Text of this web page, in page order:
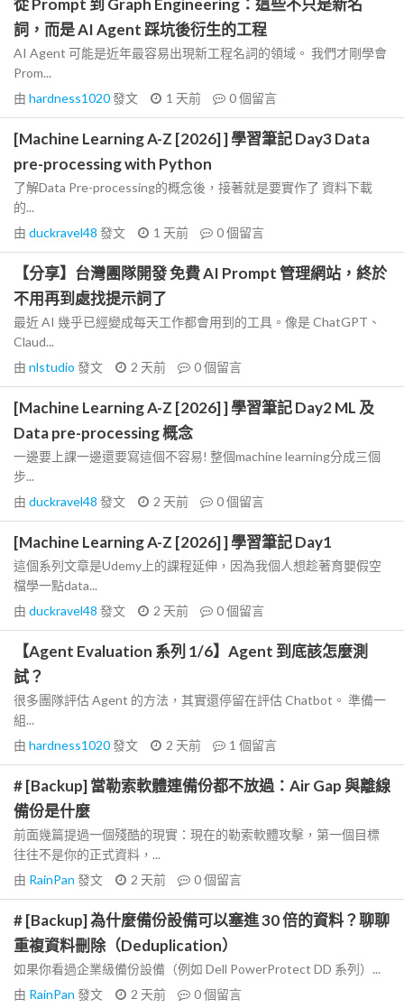
從 Prompt 到 Graph Engineering：這些不只是新名
詞，而是 AI Agent 踩坑後衍生的工程
AI Agent 可能是近年最容易出現新工程名詞的領域。 我們才剛學會
Prom...
由 hardness1020發文 1 天前 0個留言
[Machine Learning A-Z [2026] ] 學習筆記 Day3 Data
pre-processing with Python
了解Data Pre-processing的概念後，接著就是要實作了 資料下載
的...
由 duckravel48 發文 1 天前 0個留言
【分享】台灣團隊開發 免費 AI Prompt 管理網站，終於
不用再到處找提示詞了
最近 AI 幾乎已經變成每天工作都會用到的工具。像是 ChatGPT、
Claud...
由 nlstudio 發文 2 天前 0個留言
[Machine Learning A-Z [2026] ] 學習筆記 Day2 ML 及
Data pre-processing 概念
一邊要上課一邊還要寫這個不容易! 整個machine learning分成三個
步...
由 duckravel48 發文 2 天前 0個留言
[Machine Learning A-Z [2026] ] 學習筆記 Day1
這個系列文章是Udemy上的課程延伸，因為我個人想趁著育嬰假空
檔學一點data...
由 duckravel48 發文 2 天前 0個留言
【Agent Evaluation 系列 1/6】Agent 到底該怎麼測
試？
很多團隊評估 Agent 的方法，其實還停留在評估 Chatbot。 準備一
組...
由 hardness1020發文 2 天前 1 個留言
# [Backup] 當勒索軟體連備份都不放過：Air Gap 與離線
備份是什麼
前面幾篇提過一個殘酷的現實：現在的勒索軟體攻擊，第一個目標
往往不是你的正式資料，...
由 RainPan 發文 2 天前 0個留言
# [Backup] 為什麼備份設備可以塞進 30 倍的資料？聊聊
重複資料刪除（Deduplication）
如果你看過企業級備份設備（例如 Dell PowerProtect DD 系列）...
由 RainPan 發文 2 天前 0個留言